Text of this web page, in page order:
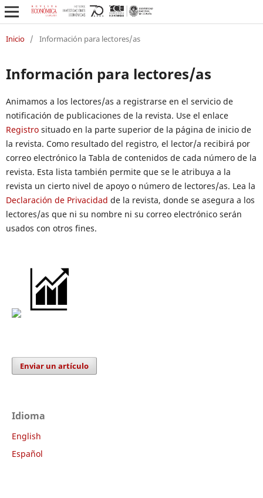
Inicio / Información para lectores/as
Información para lectores/as
Animamos a los lectores/as a registrarse en el servicio de
notificación de publicaciones de la revista. Use el enlace
Registrosituado en la parte superior de la página de inicio de
la revista. Como resultado del registro, el lector/a recibirá por
correo electrónico la Tabla de contenidos de cada número de la
revista. Esta lista también permite que se le atribuya a la
revista un cierto nivel de apoyo o número de lectores/as. Lea la
Declaración de Privacidad de la revista, donde se asegura a los
lectores/as que ni su nombre ni su correo electrónico serán
usados con otros fines.
Enviar un artículo
Idioma
English
Español